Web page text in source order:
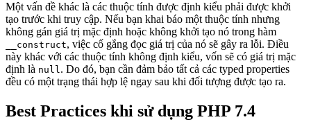
Một vấn đề khác là các thuộc tính được định kiểu phải được khởi
tạo trước khi truy cập. Nếu bạn khai báo một thuộc tính nhưng
không gán giá trị mặc định hoặc không khởi tạo nó trong hàm
__construct, việc cố gắng đọc giá trị của nó sẽ gây ra lỗi. Điều
này khác với các thuộc tính không định kiểu, vốn sẽ có giá trị mặc
định là null. Do đó, bạn cần đảm bảo tất cả các typed properties
đều có một trạng thái hợp lệ ngay sau khi đối tượng được tạo ra.
Best Practices khi sử dụng PHP 7.4